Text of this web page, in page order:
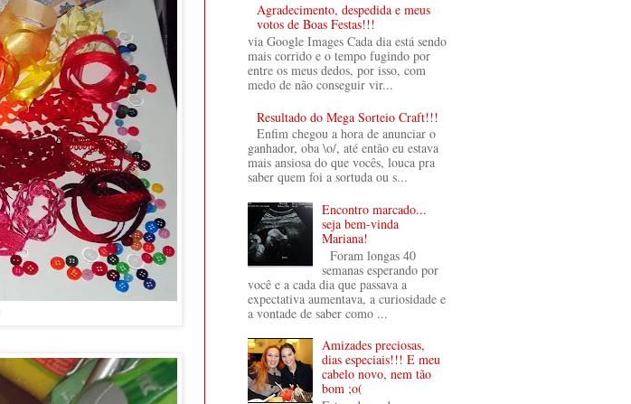
Agradecimento, despedida e meus
votos de Boas Festas!!!
via Google Images Cada dia está sendo
mais corrido e o tempo fugindo por
entre os meus dedos, por isso, com
medo de não conseguir vir...
Resultado do Mega Sorteio Craft!!!
Enfim chegou a hora de anunciar o
ganhador, oba \o/, até então eu estava
mais ansiosa do que vocês, louca pra
saber quem foi a sortuda ou s...
Encontro marcado...
seja bem-vinda
Mariana!
Foram longas 40
semanas esperando por
você e a cada dia que passava a
expectativa aumentava, a curiosidade e
a vontade de saber como ...
Amizades preciosas,
dias especiais!!! E meu
cabelo novo, nem tão
bom ;o(